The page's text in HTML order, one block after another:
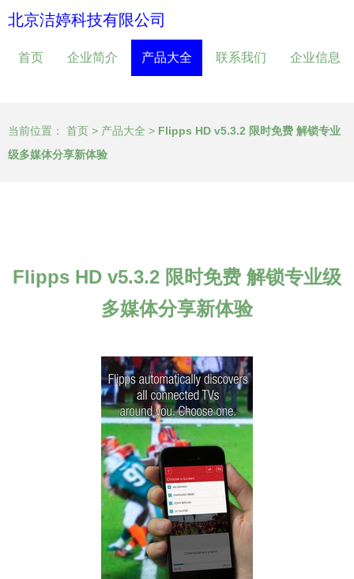
北京洁婷科技有限公司
首页 企业简介 产品大全 联系我们 企业信息
当前位置： 首页 > 产品大全 > Flipps HD v5.3.2 限时免费 解锁专业
级多媒体分享新体验
Flipps HD v5.3.2 限时免费 解锁专业级
多媒体分享新体验